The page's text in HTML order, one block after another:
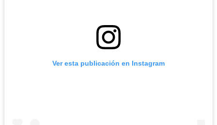
Ver esta publicación en Instagram